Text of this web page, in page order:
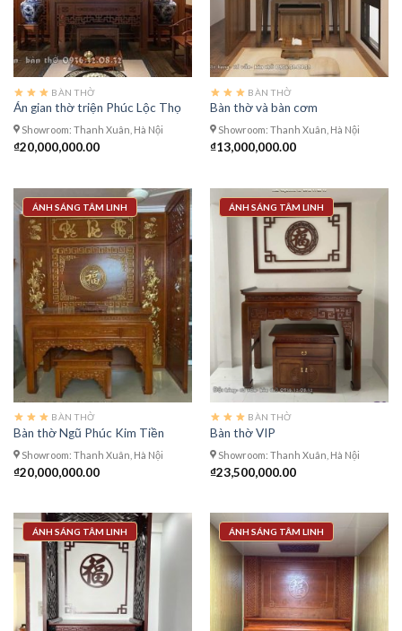
BÀN THỜ
Án gian thờ triện Phúc Lộc Thọ
Showroom: Thanh Xuân, Hà Nội
₫20,000,000.00
BÀN THỜ
Bàn thờ và bàn cơm
Showroom: Thanh Xuân, Hà Nội
₫13,000,000.00
ÁNH SÁNG TÂM LINH
BÀN THỜ
Bàn thờ Ngũ Phúc Kim Tiền
Showroom: Thanh Xuân, Hà Nội
₫20,000,000.00
ÁNH SÁNG TÂM LINH
BÀN THỜ
Bàn thờ VIP
Showroom: Thanh Xuân, Hà Nội
₫23,500,000.00
ÁNH SÁNG TÂM LINH ÁNH SÁNG TÂM LINH